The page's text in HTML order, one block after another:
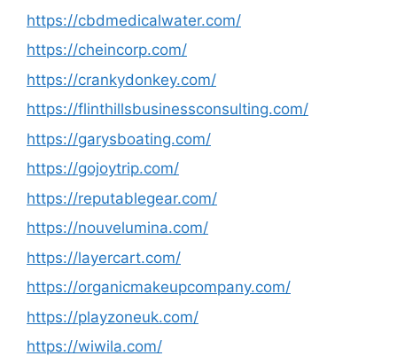
https://cbdmedicalwater.com/
https://cheincorp.com/
https://crankydonkey.com/
https://flinthillsbusinessconsulting.com/
https://garysboating.com/
https://gojoytrip.com/
https://reputablegear.com/
https://nouvelumina.com/
https://layercart.com/
https://organicmakeupcompany.com/
https://playzoneuk.com/
https://wiwila.com/